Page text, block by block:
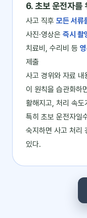
6. 초보 운전자를
사고 직후 모든 서류
사진·영상은 즉시 촬
치료비, 수리비 등
제출
사고 경위와 자료 내
이 원칙을 습관화하
활해지고, 처리 속
특히 초보 운전자일
숙지하면 사고 처리
있다.